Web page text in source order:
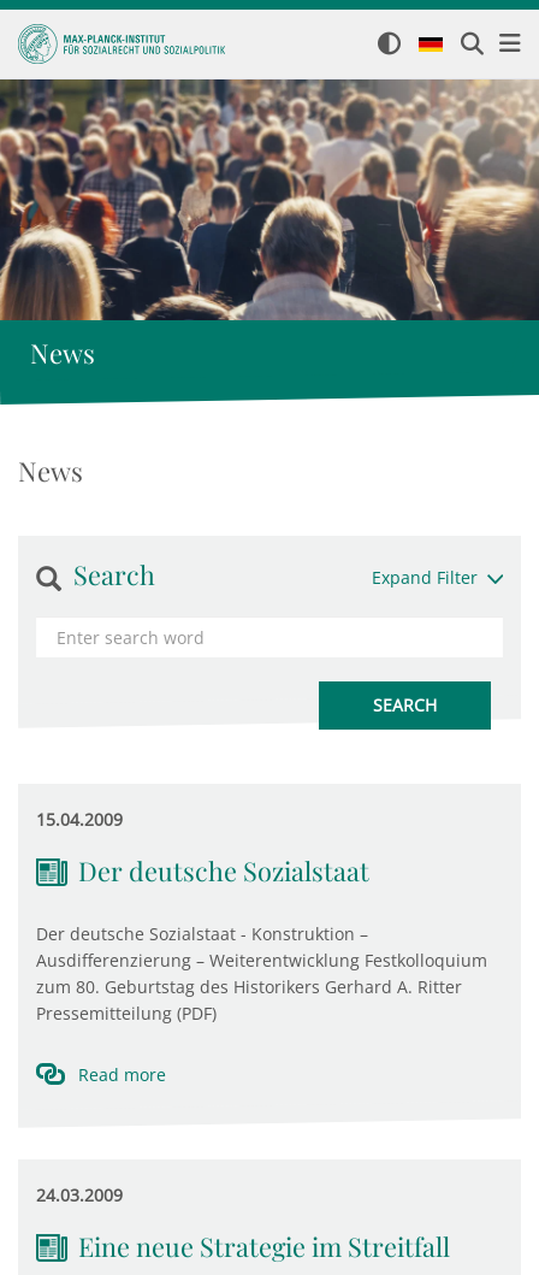
News
News
Search Expand Filter
15.04.2009
Der deutsche Sozialstaat
Der deutsche Sozialstaat - Konstruktion –
Ausdifferenzierung – Weiterentwicklung Festkolloquium
zum 80. Geburtstag des Historikers Gerhard A. Ritter
Pressemitteilung (PDF)
Read more
24.03.2009
Eine neue Strategie im Streitfall